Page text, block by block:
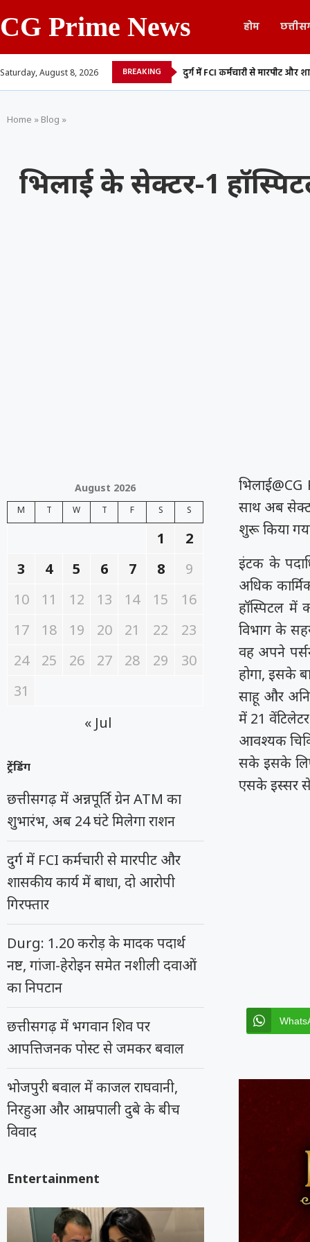
CG Prime News होम
Saturday, August 8, 2026 BREAKING
अब 24 घंटे मिलेगा... दुर्ग में FCI कर्मचारी से मारपीट और शासकीय कार्य में
Home » Blog »
भिलाई के सेक्टर-1
साथ अब
शुरू किया
इंटक के
अधिक
हॉस्पिटल में
विभाग के
वह अपने
होगा, इसके
साहू और
में 21
आवश्यक
सके इसके लिए
एसके इस्सर से
August 2026
M T W T F S S
1
2
3
4 5 6 7 8
9
10
11 12 13 14 15
16
17
18 19 20 21 22
23
24
25 26 27 28 29
30
31
« Jul
ट्रेंडिंग
छत्तीसगढ़ में अन्नपूर्ति ग्रेन ATM का
शुभारंभ, अब 24 घंटे मिलेगा राशन
दुर्ग में FCI कर्मचारी से मारपीट और
शासकीय कार्य में बाधा, दो आरोपी
गिरफ्तार
Durg: 1.20 करोड़ के मादक पदार्थ
नष्ट, गांजा-हेरोइन समेत नशीली दवाओं
का निपटान
छत्तीसगढ़ में भगवान शिव पर
आपत्तिजनक पोस्ट से जमकर बवाल
भोजपुरी बवाल में काजल राघवानी,
निरहुआ और आम्रपाली दुबे के बीच
विवाद
Entertainment